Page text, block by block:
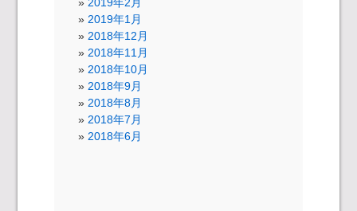
2019年1月
2018年12月
2018年11月
2018年10月
2018年9月
2018年8月
2018年7月
2018年6月